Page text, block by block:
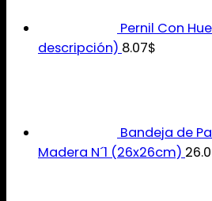
Pernil Con
descripción) 8.07$
Bandeja de
Madera N´1 (26x26cm)